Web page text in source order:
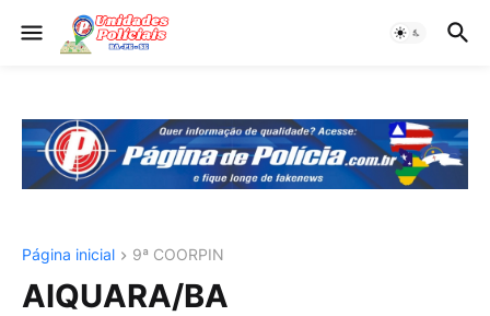
Página inicial 9ª COORPIN
AIQUARA/BA